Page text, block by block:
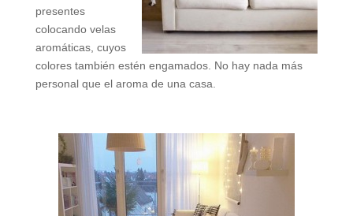
presentes
colocando velas
aromáticas, cuyos
colores también estén engamados. No hay nada más
personal que el aroma de una casa.